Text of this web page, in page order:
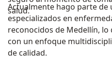
salud.
Actualmente hago parte de
especializados en
reconocidos de Medellín,
con un enfoque
de calidad.